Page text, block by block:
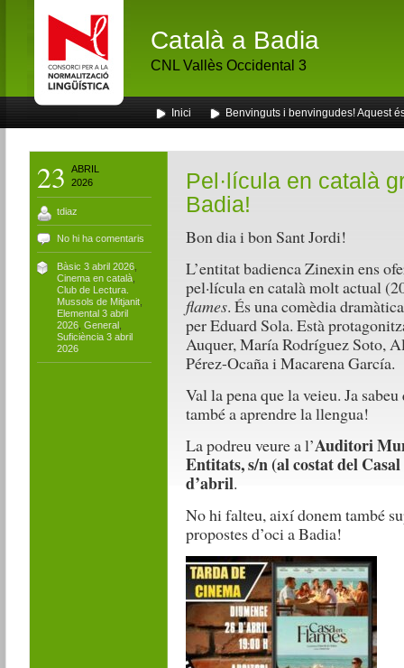
Català a Badia
CNL Vallès Occidental 3
Inici Benvinguts i benvingudes! Aquest
23
ABRIL
2026
tdiaz
No hi ha comentaris
Bàsic 3 abril 2026,
Cinema en català,
Club de Lectura.
Mussols de Mitjanit,
Elemental 3 abril
2026, General,
Suficiència 3 abril
2026
Pel·lícula en català
Badia!
Bon dia i bon Sant Jordi!
L’entitat badienca Zinexin ens
pel·lícula en català molt actual
flames. És una comèdia
per Eduard Sola. Està
Auquer, María Rodríguez Soto,
Pérez-Ocaña i Macarena García.
Val la pena que la veieu. Ja
també a aprendre la llengua!
La podreu veure a l’Auditori
Entitats, s/n (al costat del
d’abril.
No hi falteu, així donem també
propostes d’oci a Badia!